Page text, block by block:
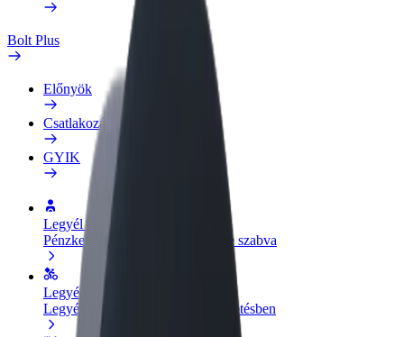
Bolt Plus
Előnyök
Csatlakozás
GYIK
Legyél sofőr
Pénzkereseti lehetőség igényeidre szabva
Legyél futár
Legyél futár és részesülj heti kifizetésben